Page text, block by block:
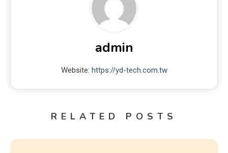
admin
Website: https://yd-tech.com.tw
RELATED POSTS